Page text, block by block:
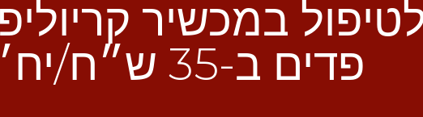
פדים ב-35 ש״ח/יח׳